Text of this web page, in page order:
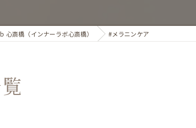
心斎橋（インナーラボ心斎橋） #メラニンケア